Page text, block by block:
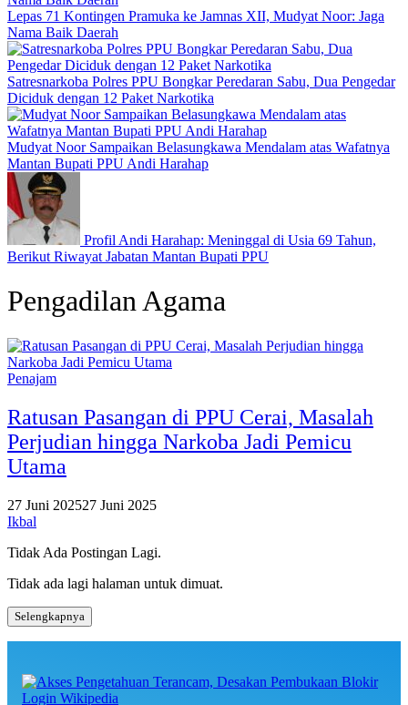
Lepas 71 Kontingen Pramuka ke Jamnas XII, Mudyat Noor: Jaga
Nama Baik Daerah
Satresnarkoba Polres PPU Bongkar Peredaran Sabu, Dua Pengedar
Diciduk dengan 12 Paket Narkotika
Mudyat Noor Sampaikan Belasungkawa Mendalam atas Wafatnya
Mantan Bupati PPU Andi Harahap
Profil Andi Harahap: Meninggal di Usia 69 Tahun,
Berikut Riwayat Jabatan Mantan Bupati PPU
Pengadilan Agama
Penajam
‎Ratusan Pasangan di PPU Cerai, Masalah
Perjudian hingga Narkoba Jadi Pemicu
Utama
27 Juni 202527 Juni 2025
Ikbal
Tidak Ada Postingan Lagi.
Tidak ada lagi halaman untuk dimuat.
Selengkapnya